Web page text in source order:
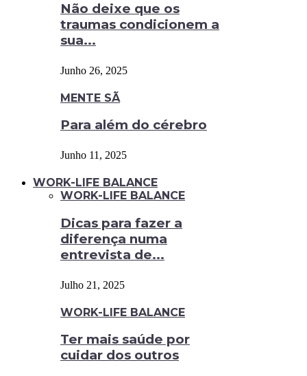
Não deixe que os
traumas condicionem a
sua...
Junho 26, 2025
MENTE SÃ
Para além do cérebro
Junho 11, 2025
WORK-LIFE BALANCE
WORK-LIFE BALANCE
Dicas para fazer a
diferença numa
entrevista de...
Julho 21, 2025
WORK-LIFE BALANCE
Ter mais saúde por
cuidar dos outros